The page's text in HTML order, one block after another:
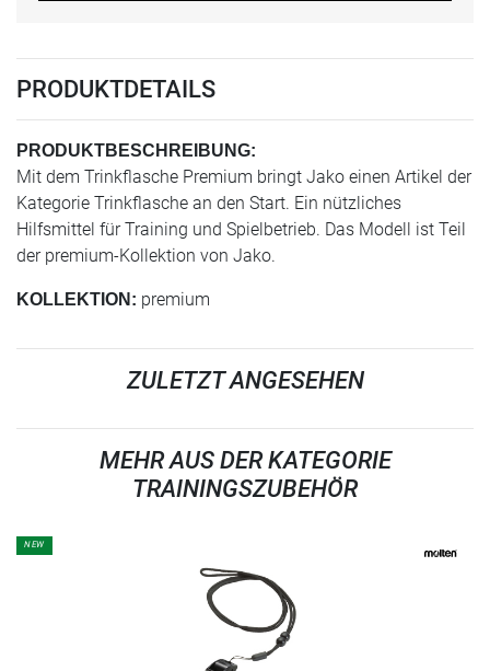
PRODUKTDETAILS
PRODUKTBESCHREIBUNG:
Mit dem Trinkflasche Premium bringt Jako einen Artikel der
Kategorie Trinkflasche an den Start. Ein nützliches
Hilfsmittel für Training und Spielbetrieb. Das Modell ist Teil
der premium-Kollektion von Jako.
KOLLEKTION: premium
ZULETZT ANGESEHEN
MEHR AUS DER KATEGORIE
TRAININGSZUBEHÖR
NEW